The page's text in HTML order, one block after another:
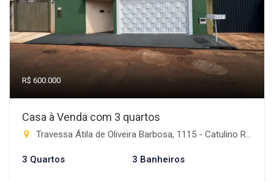
R$ 600.000
Casa à Venda com 3 quartos
Travessa Átila de Oliveira Barbosa, 1115 - Catulino Rodrigues de Lima, Rio Brilhante-MS
3 Quartos 3 Banheiros